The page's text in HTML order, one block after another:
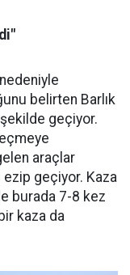
belirten Barlık
geçiyor.
araçlar
geçiyor. Kaza
burada 7-8 kez
kaza da